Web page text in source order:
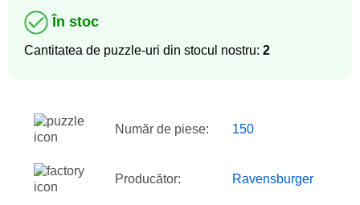
În stoc
Cantitatea de puzzle-uri din stocul nostru: 2
Număr de piese: 150
Producător: Ravensburger